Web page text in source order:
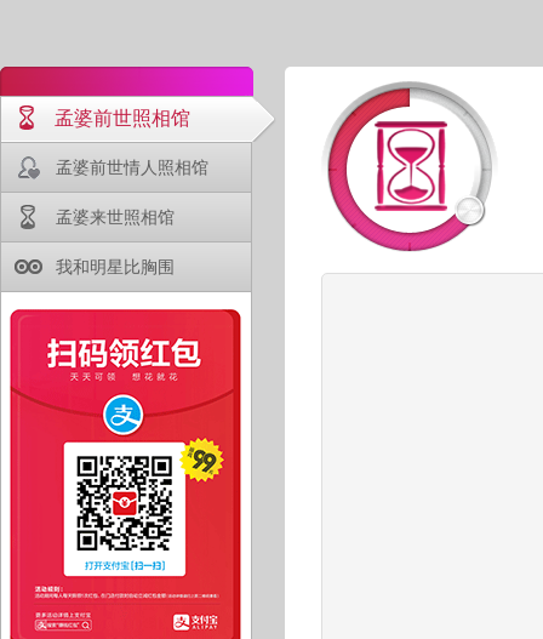
孟婆前世照相馆
孟婆前世情人照相馆
孟婆来世照相馆
我和明星比胸围